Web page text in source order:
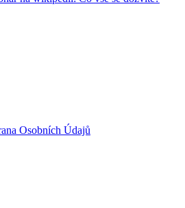
Osobních Údajů